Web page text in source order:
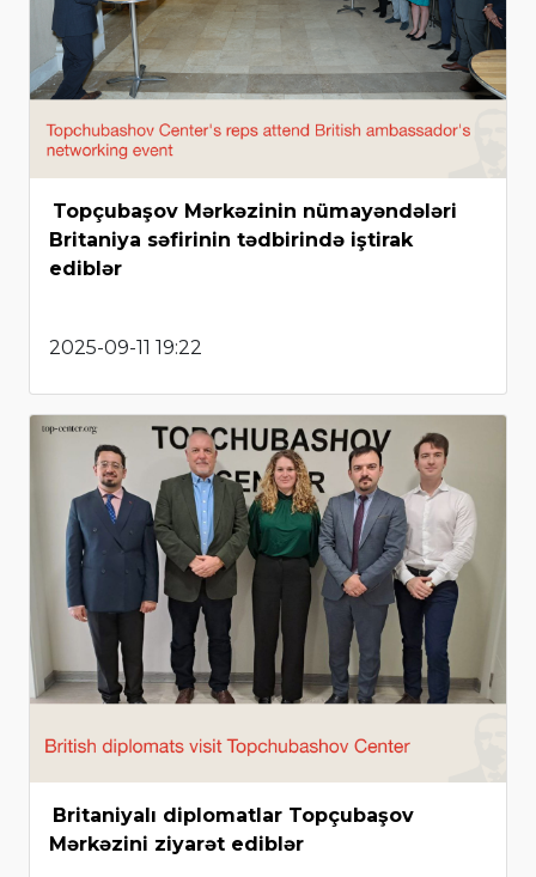
Topçubaşov Mərkəzinin nümayəndələri
Britaniya səfirinin tədbirində iştirak
ediblər
2025-09-11 19:22
Britaniyalı diplomatlar Topçubaşov
Mərkəzini ziyarət ediblər